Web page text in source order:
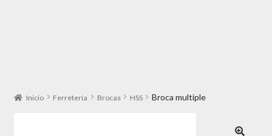
Inicio Ferretería Brocas HSS Broca multiple